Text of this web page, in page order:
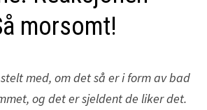
morsomt!
med, om det så er i form av bad
og det er sjeldent de liker det.